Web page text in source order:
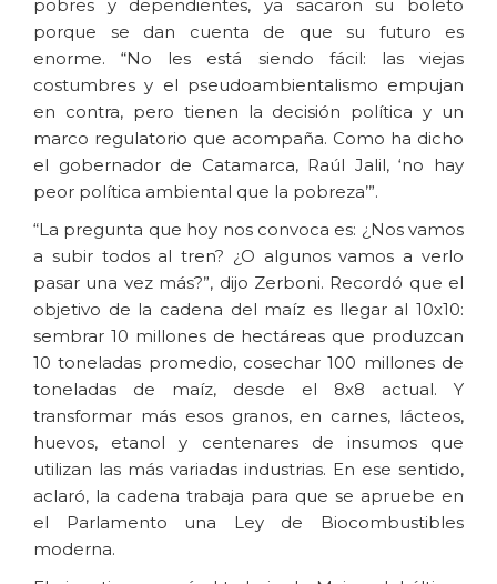
pobres y dependientes, ya sacaron su boleto
porque se dan cuenta de que su futuro es
enorme. “No les está siendo fácil: las viejas
costumbres y el pseudoambientalismo empujan
en contra, pero tienen la decisión política y un
marco regulatorio que acompaña. Como ha dicho
el gobernador de Catamarca, Raúl Jalil, ‘no hay
peor política ambiental que la pobreza’”.
“La pregunta que hoy nos convoca es: ¿Nos vamos
a subir todos al tren? ¿O algunos vamos a verlo
pasar una vez más?”, dijo Zerboni. Recordó que el
objetivo de la cadena del maíz es llegar al 10x10:
sembrar 10 millones de hectáreas que produzcan
10 toneladas promedio, cosechar 100 millones de
toneladas de maíz, desde el 8x8 actual. Y
transformar más esos granos, en carnes, lácteos,
huevos, etanol y centenares de insumos que
utilizan las más variadas industrias. En ese sentido,
aclaró, la cadena trabaja para que se apruebe en
el Parlamento una Ley de Biocombustibles
moderna.